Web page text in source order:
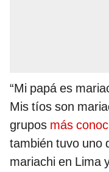
“Mi papá es
Mis tíos son
grupos más
también tuvo uno
mariachi en Lima